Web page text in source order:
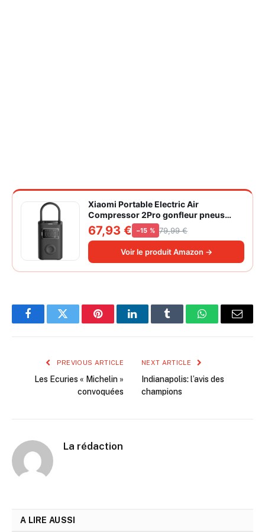
Xiaomi Portable Electric Air
Compressor 2Pro gonfleur pneus
voiture | ±1PSI Contrôle pression
pneus, 45s gonflage rapide, batterie
longue durée, avec éclairage, grand
cylindre à air 27 mm
67,93 € −15 % 79,99 €
Voir le produit Amazon →
FacebookTwitter PinterestLinkedInTumblr WhatsAppEmail
PREVIOUS ARTICLE
Les Ecuries « Michelin »
convoquées
NEXT ARTICLE
Indianapolis: l’avis des
champions
La rédaction
A LIRE AUSSI